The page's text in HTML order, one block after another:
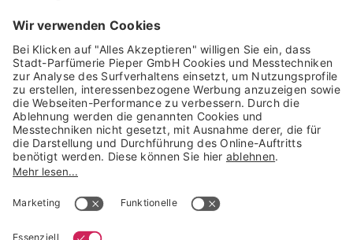
Trusted Shops Mitglied seit 2010